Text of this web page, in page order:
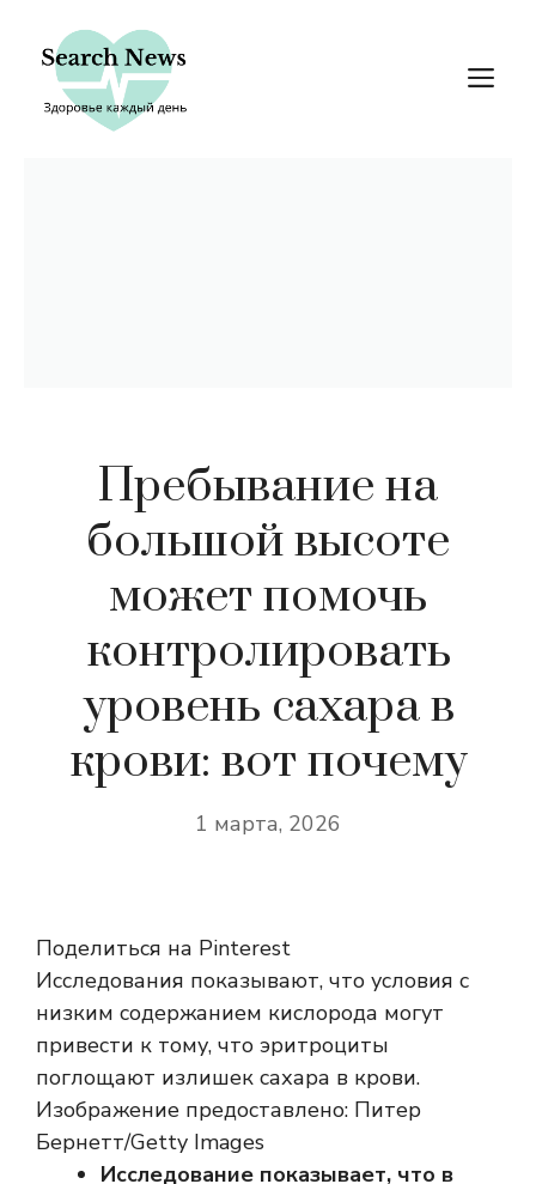
содержимому
Пребывание на
большой высоте
может помочь
контролировать
уровень сахара в
крови: вот почему
1 марта, 2026
Поделиться на Pinterest
Исследования показывают, что условия с
низким содержанием кислорода могут
привести к тому, что эритроциты
поглощают излишек сахара в крови.
Изображение предоставлено: Питер
Бернетт/Getty Images
Исследование показывает, что в